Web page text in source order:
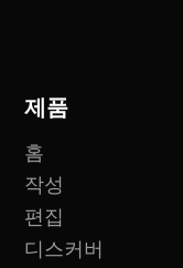
제품
홈
작성
편집
디스커버